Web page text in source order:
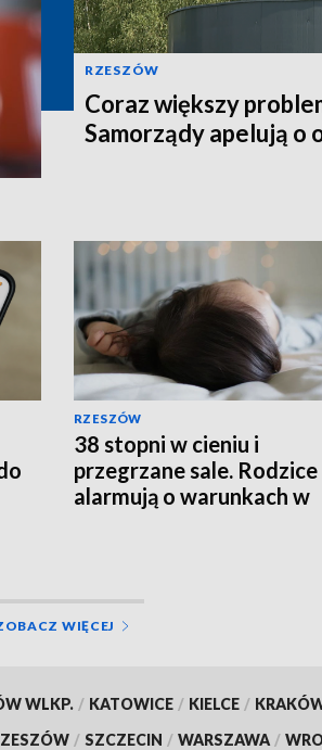
RZESZÓW
Coraz większy
Samorządy apelują o
RZESZÓW
38 stopni w cieniu i
przegrzane sale. Rodzice
alarmują o warunkach w
WIĘCEJ
WLKP. / KATOWICE / KIELCE /
/ SZCZECIN / WARSZAWA /